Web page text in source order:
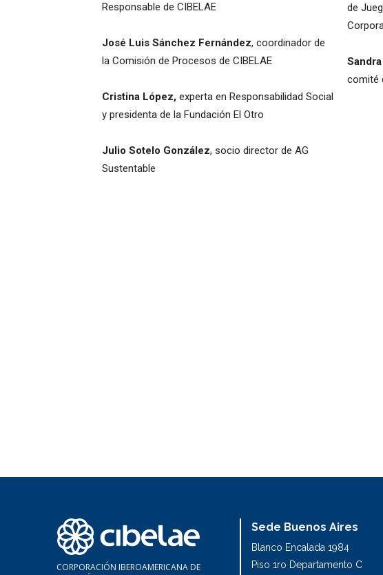
Responsable de CIBELAE
José Luis Sánchez Fernández, coordinador de
la Comisión de Procesos de CIBELAE
Cristina López, experta en Responsabilidad Social
y presidenta de la Fundación El Otro
Julio Sotelo González, socio director de AG
Sustentable
de
comité
CORPORACIÓN IBEROAMERICANA DE
Sede Buenos Aires
Blanco Encalada 1984
Piso 1ro Departamento C